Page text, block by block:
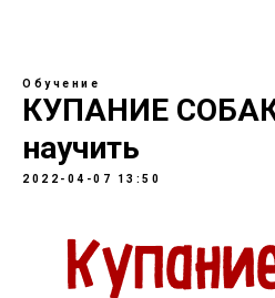
Обучение
КУПАНИЕ
научить
2022-04-07 13:50